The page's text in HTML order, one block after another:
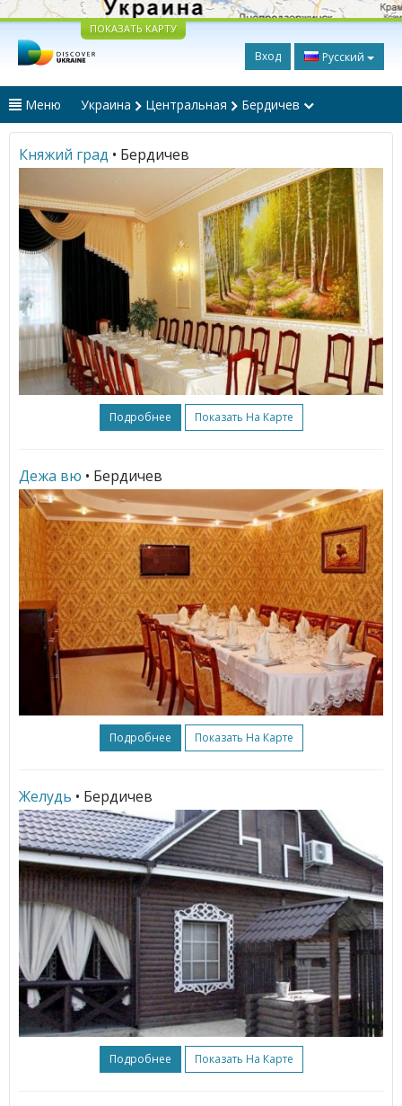
ПОКАЗАТЬ КАРТУ
Вход Русский
Меню Украина Центральная Бердичев
Княжий град • Бердичев
Подробнее Показать На Карте
Дежа вю • Бердичев
Подробнее Показать На Карте
Желудь • Бердичев
Подробнее Показать На Карте